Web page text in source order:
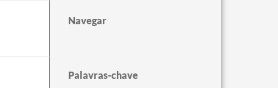
Navegar
Palavras-chave